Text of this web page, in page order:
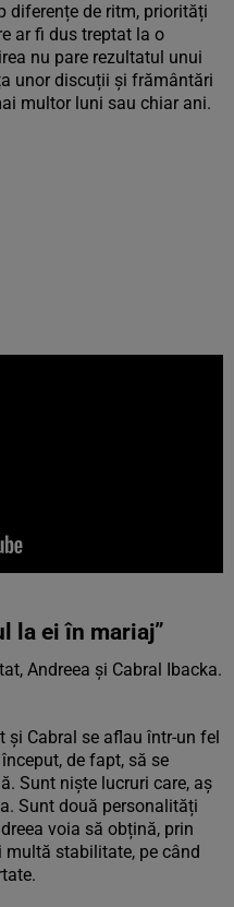
diferențe de ritm, priorități
ar fi dus treptat la o
nu pare rezultatul unui
unor discuții și frământări
multor luni sau chiar ani.
la ei în mariaj”
Andreea și Cabral Ibacka.
și Cabral se aflau într-un fel
de fapt, să se
Sunt niște lucruri care, aș
Sunt două personalități
voia să obțină, prin
stabilitate, pe când